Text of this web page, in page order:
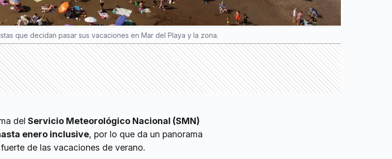
que decidan pasar sus vacaciones en Mar del Playa y la zona.
del Servicio Meteorológico Nacional (SMN)
enero inclusive, por lo que da un panorama
de las vacaciones de verano.